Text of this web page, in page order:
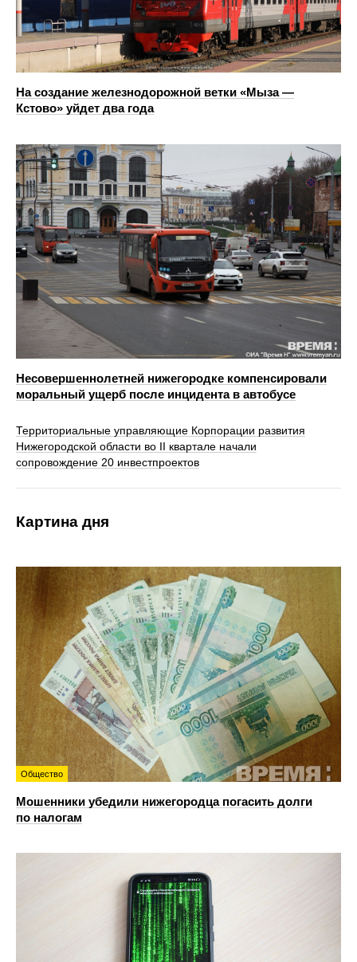
На создание железнодорожной ветки «Мыза —
Кстово» уйдет два года
Несовершеннолетней нижегородке компенсировали
моральный ущерб после инцидента в автобусе
Территориальные управляющие Корпорации развития
Нижегородской области во II квартале начали
сопровождение 20 инвестпроектов
Картина дня
Общество
Мошенники убедили нижегородца погасить долги
по налогам